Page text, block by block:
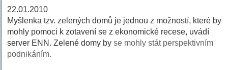
22.01.2010
Myšlenka tzv. zelených domů je jednou z možností, které by
mohly pomoci k zotavení se z ekonomické recese, uvádí
server ENN. Zelené domy byse mohly stát perspektivním
podnikáním.